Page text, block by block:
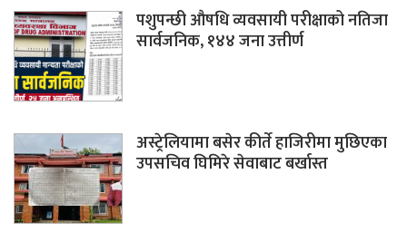
पशुपन्छी औषधि व्यवसायी परीक्षाको नतिजा
सार्वजनिक, १४४ जना उत्तीर्ण
अस्ट्रेलियामा बसेर कीर्ते हाजिरीमा मुछिएका
उपसचिव घिमिरे सेवाबाट बर्खास्त